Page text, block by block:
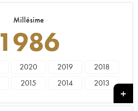
Millésime
1986
2020 2019
2018
2015 2014
2013